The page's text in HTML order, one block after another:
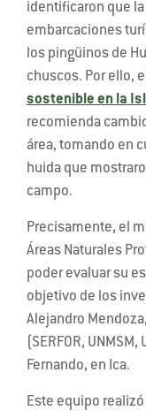
identificaron que
embarcaciones
los pingüinos de
chuscos. Por ello,
sostenible en la
recomienda
área, tomando en
huida que
campo.
Precisamente, el
Áreas Naturales
poder evaluar su
objetivo de los
Alejandro
(SERFOR,
Fernando, en Ica.
Este equipo